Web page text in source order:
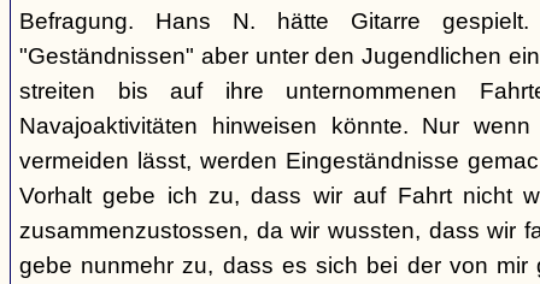
Befragung. Hans N. hätte Gitarre
"Geständnissen" aber unter den Jugendlichen
streiten bis auf ihre unternommenen
Navajoaktivitäten hinweisen könnte. Nur
vermeiden lässt, werden Eingeständnisse
Vorhalt gebe ich zu, dass wir auf Fahrt nicht
zusammenzustossen, da wir wussten, dass wir
gebe nunmehr zu, dass es sich bei der von mir